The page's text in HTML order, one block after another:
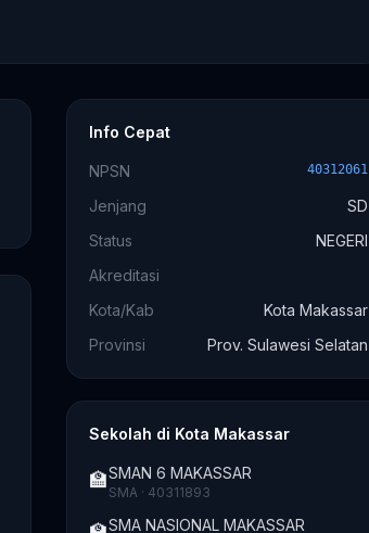
Info Cepat
NPSN 40312061
Jenjang
SD
Status
NEGERI
Akreditasi
Kota/Kab
Kota Makassar
Provinsi
Prov. Sulawesi Selatan
Sekolah di Kota Makassar
🏫SMAN 6 MAKASSAR
SMA · 40311893
SMA NASIONAL MAKASSAR